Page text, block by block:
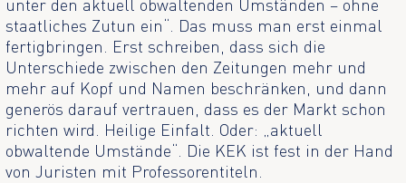
unter den aktuell obwaltenden Umständen – ohne
staatliches Zutun ein“. Das muss man erst einmal
fertigbringen. Erst schreiben, dass sich die
Unterschiede zwischen den Zeitungen mehr und
mehr auf Kopf und Namen beschränken, und dann
generös darauf vertrauen, dass es der Markt schon
richten wird. Heilige Einfalt. Oder: „aktuell
obwaltende Umstände“. Die KEK ist fest in der Hand
von Juristen mit Professorentiteln.